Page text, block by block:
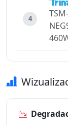
4
TSM-